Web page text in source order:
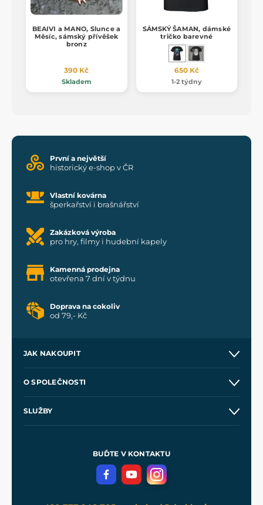
BEAIVI a MANO, Slunce a
Měsíc, sámský přívěšek
bronz
390 Kč
Skladem
SÁMSKÝ ŠAMAN, dámské
tričko barevné
650 Kč
1-2 týdny
První a největší
historický e-shop v ČR
Vlastní kovárna
šperkařství i brašnářství
Zakázková výroba
pro hry, filmy i hudební kapely
Kamenná prodejna
otevřena 7 dní v týdnu
Doprava na cokoliv
od 79,- Kč
JAK NAKOUPIT
Velkoobchod
O SPOLEČNOSTI
SLUŽBY
Meče pro Kingdom Come
BUĎTE V KONTAKTU